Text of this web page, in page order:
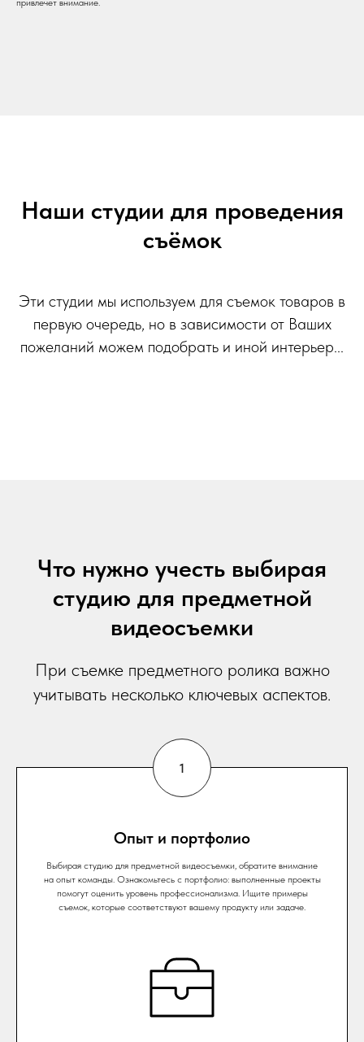
привлечет внимание.
Наши студии для проведения
съёмок
Эти студии мы используем для съемок товаров в
первую очередь, но в зависимости от Ваших
пожеланий можем подобрать и иной интерьер...
Что нужно учесть выбирая
студию для предметной
видеосъемки
При съемке предметного ролика важно
учитывать несколько ключевых аспектов.
Опыт и портфолио
Выбирая студию для предметной видеосъемки, обратите внимание
на опыт команды. Ознакомьтесь с портфолио: выполненные проекты
помогут оценить уровень профессионализма. Ищите примеры
съемок, которые соответствуют вашему продукту или задаче.